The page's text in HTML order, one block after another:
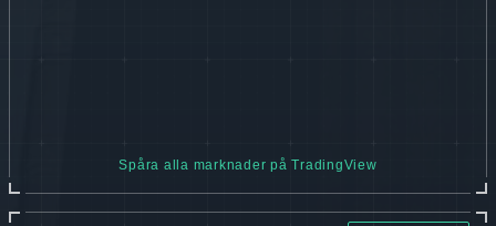
Spåra alla marknader på TradingView